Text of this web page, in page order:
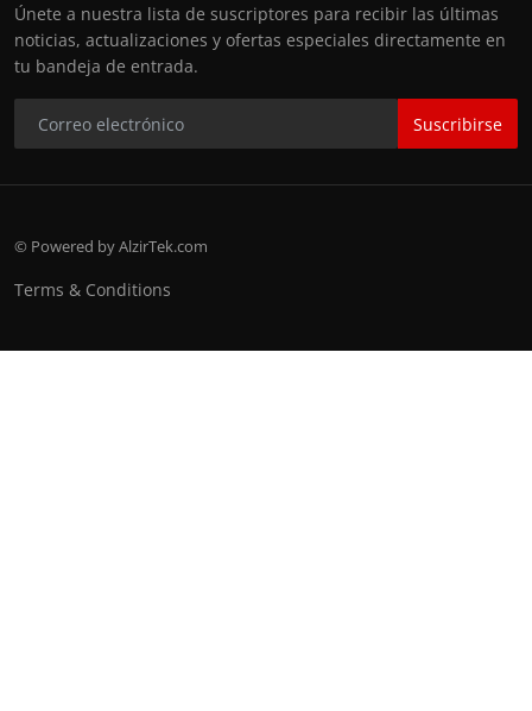
Únete a nuestra lista de suscriptores para recibir las últimas
noticias, actualizaciones y ofertas especiales directamente en
tu bandeja de entrada.
Suscribirse
© Powered by AlzirTek.com
Terms & Conditions